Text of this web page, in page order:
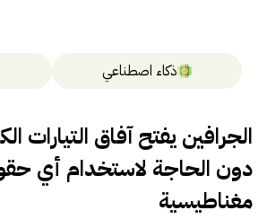
ذكاء اصطناعي
الجرافين يفتح آفاق التيارات
دون الحاجة لاستخدام أي
مغناطيسية